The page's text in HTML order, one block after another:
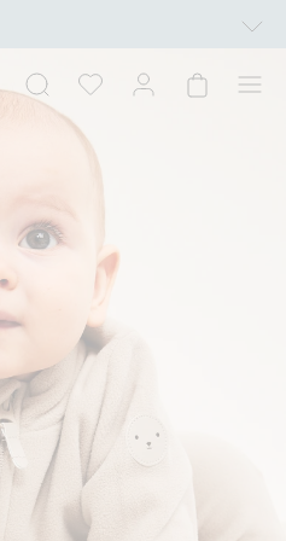
blir medlem. Kan ikke kombineres med